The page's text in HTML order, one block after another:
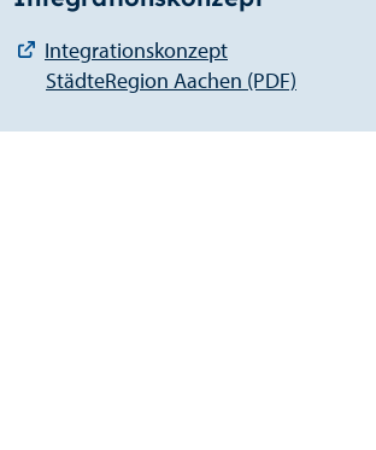
Integrationskonzept
StädteRegion Aachen (PDF)